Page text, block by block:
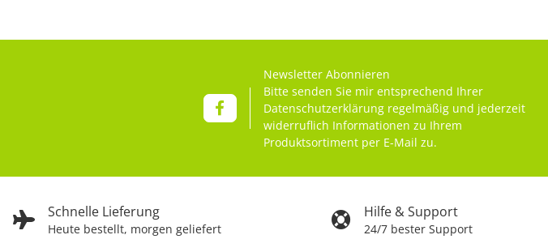
Schnelle Lieferung
Heute bestellt, morgen geliefert
Hilfe & Support
24/7 bester Support
Newsletter Abonnieren
Bitte senden Sie mir entsprechend Ihrer
Datenschutzerklärung regelmäßig und jederzeit
widerruflich Informationen zu Ihrem
Produktsortiment per E-Mail zu.